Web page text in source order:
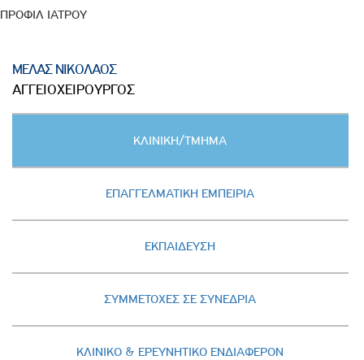
ΠΡΟΦΙΛ ΙΑΤΡΟΥ
ΜΕΛΑΣ ΝΙΚΟΛΑΟΣ
ΑΓΓΕΙΟΧΕΙΡΟΥΡΓΟΣ
ΚΛΙΝΙΚΗ/ΤΜΗΜΑ
ΕΠΑΓΓΕΛΜΑΤΙΚΗ ΕΜΠΕΙΡΙΑ
ΕΚΠΑΙΔΕΥΣΗ
ΣΥΜΜΕΤΟΧΕΣ ΣΕ ΣΥΝΕΔΡΙΑ
ΚΛΙΝΙΚΟ & ΕΡΕΥΝΗΤΙΚΟ ΕΝΔΙΑΦΕΡΟΝ